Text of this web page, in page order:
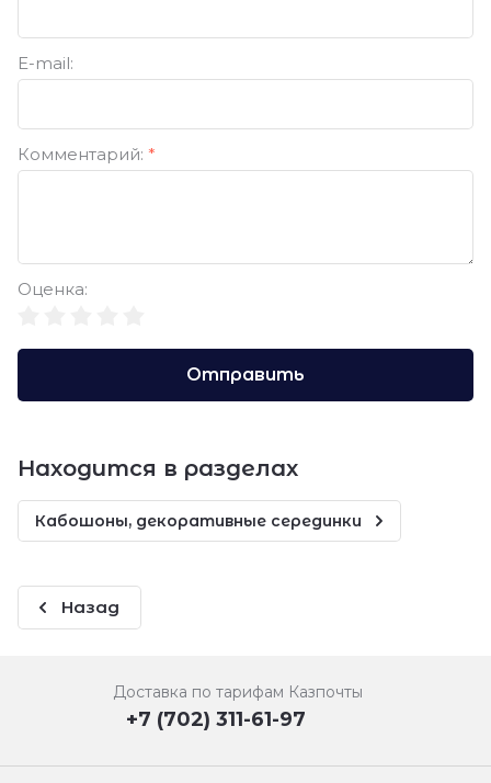
E-mail:
Комментарий: *
Оценка:
Отправить
Находится в разделах
Кабошоны, декоративные серединки
Назад
Доставка по тарифам Казпочты
+7 (702) 311-61-97